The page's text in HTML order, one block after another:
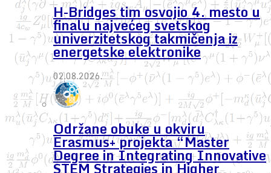
H-Bridges tim osvojio 4. mesto u
finalu najvećeg svetskog
univerzitetskog takmičenja iz
energetske elektronike
02.08.2026.
Održane obuke u okviru
Erasmus+ projekta “Master
Degree in Integrating Innovative
STEM Strategies in Higher